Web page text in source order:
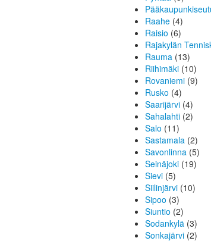
Raahe (4)
Raisio (6)
Rajakylän
Rauma (13)
Riihimäki (10)
Rovaniemi (9)
Rusko (4)
Saarijärvi (4)
Sahalahti (2)
Salo (11)
Sastamala (2)
Savonlinna (5)
Seinäjoki (19)
Sievi (5)
Siilinjärvi (10)
Sipoo (3)
Siuntio (2)
Sodankylä (3)
Sonkajärvi (2)